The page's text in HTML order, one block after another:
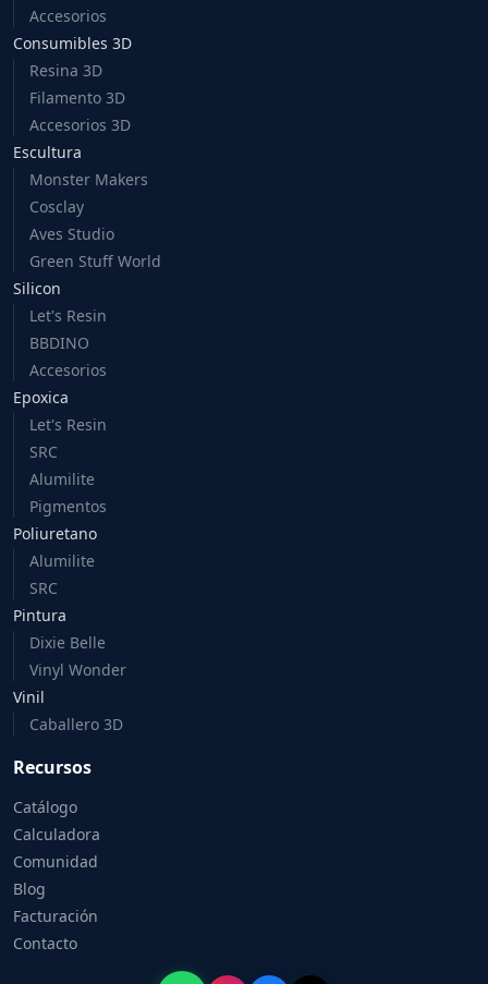
Accesorios
Consumibles 3D
Resina 3D
Filamento 3D
Accesorios 3D
Escultura
Monster Makers
Cosclay
Aves Studio
Green Stuff World
Silicon
Let's Resin
BBDINO
Accesorios
Epoxica
Let's Resin
SRC
Alumilite
Pigmentos
Poliuretano
Alumilite
SRC
Pintura
Dixie Belle
Vinyl Wonder
Vinil
Caballero 3D
Recursos
Catálogo
Calculadora
Comunidad
Blog
Facturación
Contacto